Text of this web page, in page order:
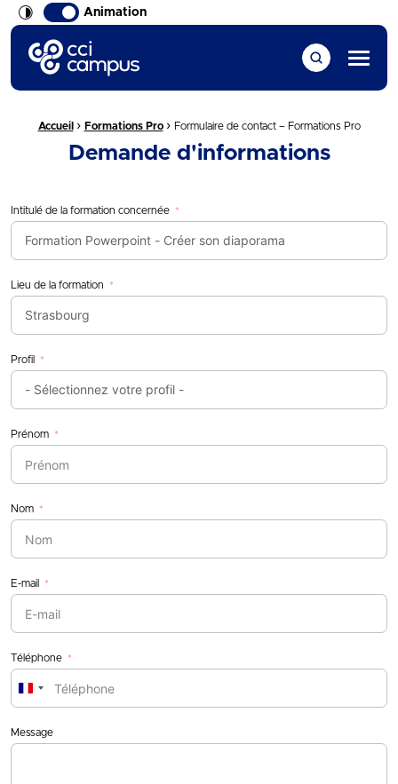
Animation
CCI Campus La formation qui vous ressemble
Menu
Fil d'Ariane :
Accueil › Formations Pro › Formulaire de contact – Formations Pro
Demande d'informations
Intitulé de la formation concernée
Lieu de la formation
Profil
Prénom
Nom
E-mail
Téléphone
France
Message